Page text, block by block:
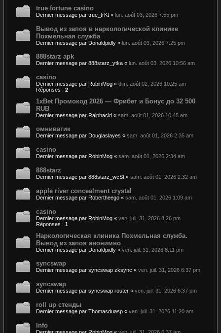
true fortune casino
Dernier message par true_trKt « lun. août 03, 2026 7:55 pm
Вывод из запоя в наркологической клинике
Похмельная служба
Dernier message par Donaldpidly « lun. août 03, 2026 7:25 pm
888starz apk
Dernier message par 888starz_ytka « lun. août 03, 2026 10:56 am
casino
Dernier message par RobinMog « dim. août 02, 2026 10:25 am
Réponses : 2
1xBet Промокод 2026 — Фрибет и Бонус до 32 500
RUB
Dernier message par Ralphacirl « sam. août 01, 2026 10:45 am
омниватик
Dernier message par Douglaslayes « sam. août 01, 2026 2:35 am
casino
Dernier message par RobinMog « sam. août 01, 2026 2:34 am
888starz
Dernier message par 888starz_wcSt « sam. août 01, 2026 2:32 am
apple river concealment crystal
Dernier message par Robertheego « sam. août 01, 2026 1:09 am
casino
Dernier message par RobinMog « ven. juil. 31, 2026 8:26 pm
Réponses : 1
Наркологическая клиника Похмельная служба.
Вывод из запоя анонимно
Dernier message par Donaldpidly « ven. juil. 31, 2026 8:11 pm
syncswap
Dernier message par syncswap zksync « ven. juil. 31, 2026 6:37 pm
syncswap
Dernier message par syncswap router « ven. juil. 31, 2026 6:37 pm
roll up стенды
Dernier message par Thomasduasp « ven. juil. 31, 2026 11:20 am
Info